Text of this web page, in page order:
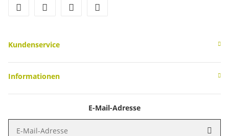
facebookyoutube instagram
Kundenservice
Informationen
E-Mail-Adresse